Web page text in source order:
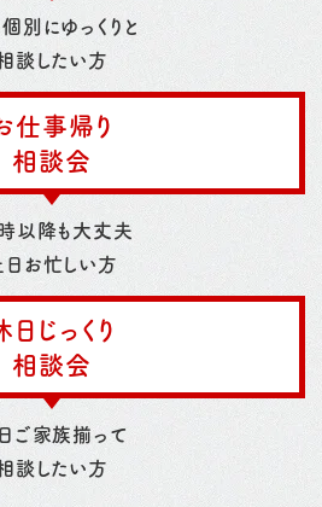
別にゆっくりと
談したい方
仕事帰り
相談会
以降も大丈夫
日お忙しい方
日じっくり
相談会
ご家族揃って
談したい方